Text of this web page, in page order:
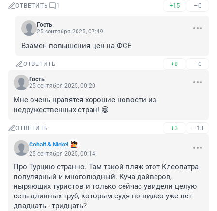
ОТВЕТИТЬ 1 +15 –0
Гость
25 сентября 2025, 07:49
Взамен повышения цен на ФСЕ
ОТВЕТИТЬ +8 –0
Гость
25 сентября 2025, 00:20
Мне очень нравятся хорошие новости из
недружественных стран! 😁
ОТВЕТИТЬ +3 –13
Cobalt & Nickel
25 сентября 2025, 00:14
Про Турцию странно. Там такой пляж этот Клеопатра
популярный и многолюдный. Куча дайверов,
ныряющих туристов и только сейчас увидели целую
сеть длинных труб, которым судя по видео уже лет
двадцать - тридцать?